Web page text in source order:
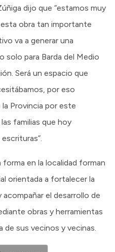
dijo que “estamos muy
obra tan importante
va a generar una
solo para Barda del Medio
Será un espacio que
por eso
Provincia por este
familias que hoy
en la localidad forman
orientada a fortalecer la
el desarrollo de
obras y herramientas
de sus vecinos y vecinas.